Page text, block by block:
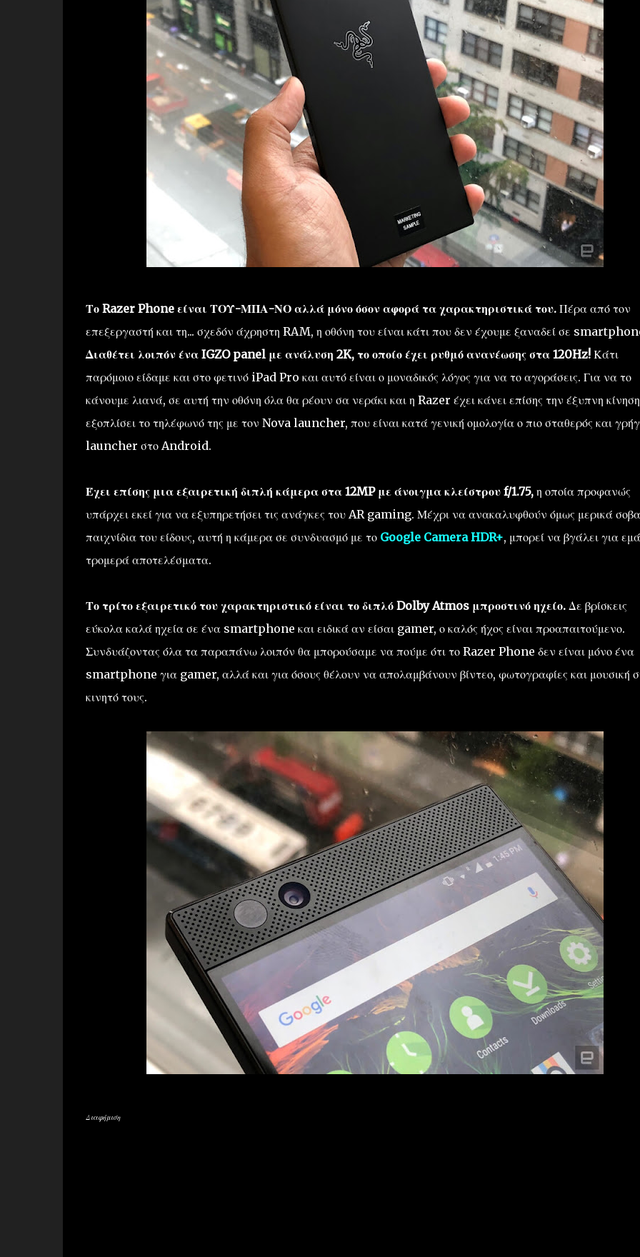
Το Razer Phone είναι ΤΟΥ-ΜΠΑ-ΝΟ αλλά μόνο όσον αφορά τα χαρακτηριστικά του.Πέρα από τον
επεξεργαστή και τη... σχεδόν άχρηστη RAM, η οθόνη του είναι κάτι που δεν έχουμε ξαναδεί σε
Διαθέτει λοιπόν ένα IGZO panel με ανάλυση 2K, το οποίο έχει ρυθμό ανανέωσης στα 120Hz!Κάτι
παρόμοιο είδαμε και στο φετινό iPad Pro και αυτό είναι ο μοναδικός λόγος για να το αγοράσεις. Για να το
κάνουμε λιανά, σε αυτή την οθόνη όλα θα ρέουν σα νεράκι και η Razer έχει κάνει επίσης την έξυπνη
εξοπλίσει το τηλέφωνό της με τον Nova launcher, που είναι κατά γενική ομολογία ο πιο σταθερός και
launcher στο Android.
Έχει επίσης μια εξαιρετική διπλή κάμερα στα 12MP με άνοιγμα κλείστρου f/1.75,η οποία προφανώς
υπάρχει εκεί για να εξυπηρετήσει τις ανάγκες του AR gaming. Μέχρι να ανακαλυφθούν όμως μερικά
παιχνίδια του είδους, αυτή η κάμερα σε συνδυασμό με το Google Camera HDR+, μπορεί να βγάλει για
τρομερά αποτελέσματα.
Το τρίτο εξαιρετικό του χαρακτηριστικό είναι το διπλό Dolby Atmos μπροστινό ηχείο.Δε βρίσκεις
εύκολα καλά ηχεία σε ένα smartphone και ειδικά αν είσαι gamer, ο καλός ήχος είναι προαπαιτούμενο.
Συνδυάζοντας όλα τα παραπάνω λοιπόν θα μπορούσαμε να πούμε ότι το Razer Phone δεν είναι μόνο ένα
smartphone για gamer, αλλά και για όσους θέλουν να απολαμβάνουν βίντεο, φωτογραφίες και μουσική
κινητό τους.
Διαφήμιση